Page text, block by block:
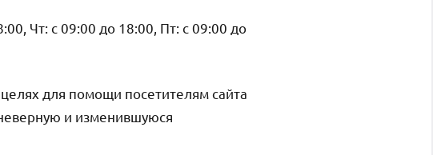
Чт: с 09:00 до 18:00, Пт: с 09:00 до
для помощи посетителям сайта
и изменившуюся